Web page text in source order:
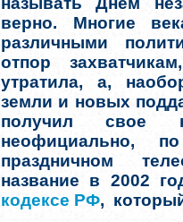
верно. Многие
различными
отпор
утратила, а,
земли и новых
получил свое
неофициально,
праздничном
название в 2002
кодексе РФ,